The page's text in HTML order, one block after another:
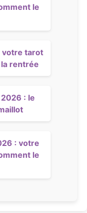
le
votre tarot
rentrée
: le
: votre
le